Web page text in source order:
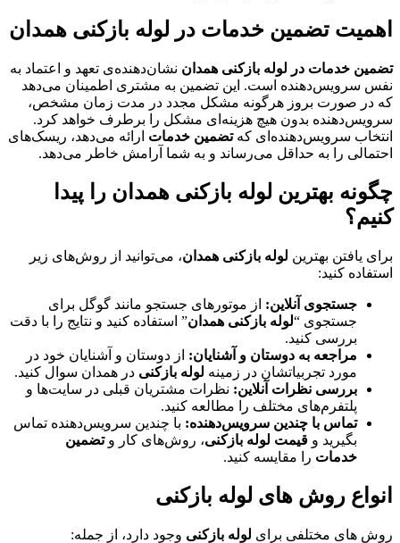
اهمیت تضمین خدمات در لوله بازکنی همدان
تضمین خدمات در لوله بازکنی همدان نشان‌دهنده‌ی تعهد و اعتماد به
نفس سرویس‌دهنده است. این تضمین به مشتری اطمینان می‌دهد
که در صورت بروز هرگونه مشکل مجدد در مدت زمان مشخص،
سرویس‌دهنده بدون هیچ هزینه‌ای مشکل را برطرف خواهد کرد.
انتخاب سرویس‌دهنده‌ای کهتضمین خدمات ارائه می‌دهد، ریسک‌های
احتمالی را به حداقل می‌رساند و به شما آرامش خاطر می‌دهد.
چگونه بهترین لوله بازکنی همدان را پیدا
کنیم؟
برای یافتن بهترین لوله بازکنی همدان، می‌توانید از روش‌های زیر
استفاده کنید:
جستجوی آنلاین: از موتورهای جستجو مانند گوگل برای
جستجوی “لوله بازکنی همدان” استفاده کنید و نتایج را با دقت
بررسی کنید.
مراجعه به دوستان و آشنایان: از دوستان و آشنایان خود در
مورد تجربیاتشان در زمینه لوله بازکنی در همدان سوال کنید.
بررسی نظرات آنلاین: نظرات مشتریان قبلی در سایت‌ها و
پلتفرم‌های مختلف را مطالعه کنید.
تماس با چندین سرویس‌دهنده: با چندین سرویس‌دهنده تماس
بگیرید و قیمت لوله بازکنی، روش‌های کار وتضمین
خدمات را مقایسه کنید.
انواع روش های لوله بازکنی
روش های مختلفی برای لوله بازکنی وجود دارد، از جمله: